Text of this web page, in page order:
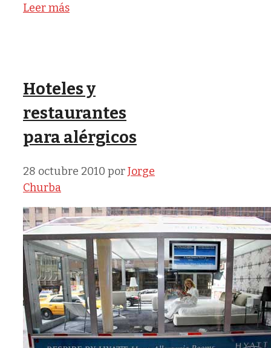
Leer más
Hoteles y
restaurantes
para alérgicos
28 octubre 2010 porJorge
Churba